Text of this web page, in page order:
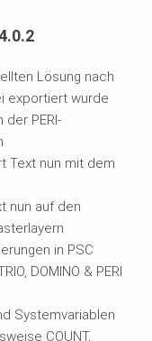
Lösung nach
exportiert wurde
PERI-
Text nun mit dem
nun auf den
in PSC
DOMINO & PERI
Systemvariablen
COUNT,